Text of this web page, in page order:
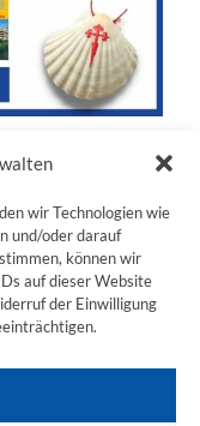
wir Technologien wie
und/oder darauf
können wir
auf dieser Website
der Einwilligung